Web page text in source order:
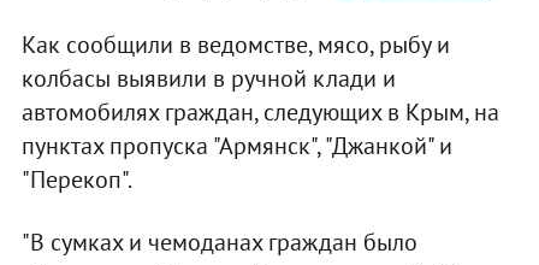
Как сообщили в ведомстве, мясо, рыбу и
колбасы выявили в ручной клади и
автомобилях граждан, следующих в Крым, на
пунктах пропуска "Армянск", "Джанкой" и
"Перекоп".
"В сумках и чемоданах граждан было